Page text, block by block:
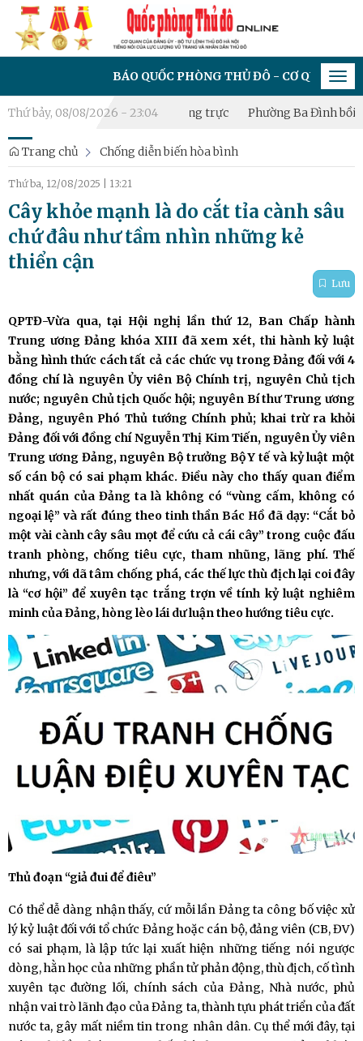
BÁO QUỐC PHÒNG THỦ ĐÔ - CƠ QUAN CỦA ĐẢNG
Thứ bảy, 08/08/2026 - 23:04
Tiểu đội Dân quân thường trực Phường Ba Đình bồi dưỡng
Trang chủ Chống diễn biến hòa bình
Thứ ba, 12/08/2025 13:21
Cây khỏe mạnh là do cắt tỉa cành sâu
chứ đâu như tầm nhìn những kẻ
thiển cận
Lưu
QPTĐ-Vừa qua, tại Hội nghị lần thứ 12, Ban Chấp hành
Trung ương Đảng khóa XIII đã xem xét, thi hành kỷ luật
bằng hình thức cách tất cả các chức vụ trong Đảng đối với 4
đồng chí là nguyên Ủy viên Bộ Chính trị, nguyên Chủ tịch
nước; nguyên Chủ tịch Quốc hội; nguyên Bí thư Trung ương
Đảng, nguyên Phó Thủ tướng Chính phủ; khai trừ ra khỏi
Đảng đối với đồng chí Nguyễn Thị Kim Tiến, nguyên Ủy viên
Trung ương Đảng, nguyên Bộ trưởng Bộ Y tế và kỷ luật một
số cán bộ có sai phạm khác. Điều này cho thấy quan điểm
nhất quán của Đảng ta là không có “vùng cấm, không có
ngoại lệ” và rất đúng theo tinh thần Bác Hồ đã dạy: “Cắt bỏ
một vài cành cây sâu mọt để cứu cả cái cây” trong cuộc đấu
tranh phòng, chống tiêu cực, tham nhũng, lãng phí. Thế
nhưng, với dã tâm chống phá, các thế lực thù địch lại coi đây
là “cơ hội” để xuyên tạc trắng trợn về tính kỷ luật nghiêm
minh của Đảng, hòng lèo lái dư luận theo hướng tiêu cực.
Thủ đoạn “giả đui để điêu”
Có thể dễ dàng nhận thấy, cứ mỗi lần Đảng ta công bố việc xử
lý kỷ luật đối với tổ chức Đảng hoặc cán bộ, đảng viên (CB, ĐV)
có sai phạm, là lập tức lại xuất hiện những tiếng nói ngược
dòng, hằn học của những phần tử phản động, thù địch, cố tình
xuyên tạc đường lối, chính sách của Đảng, Nhà nước, phủ
nhận vai trò lãnh đạo của Đảng ta, thành tựu phát triển của đất
nước ta, gây mất niềm tin trong nhân dân. Cụ thể mới đây, tại